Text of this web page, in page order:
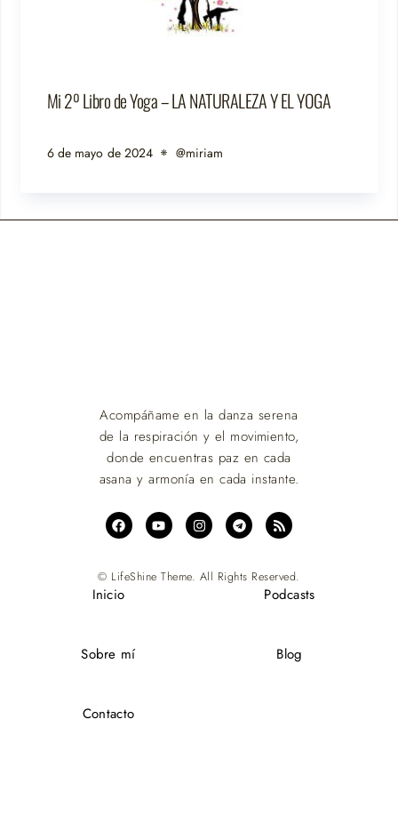
Mi 2º Libro de Yoga – LA NATURALEZA Y EL YOGA
6 de mayo de 2024 @miriam
asana y armonía en cada instante.
Inicio
Sobre mí
Podcasts
Blog